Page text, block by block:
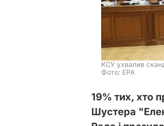
КСУ ухвалив
Фото: EPA
19% тих, хто
Шустера